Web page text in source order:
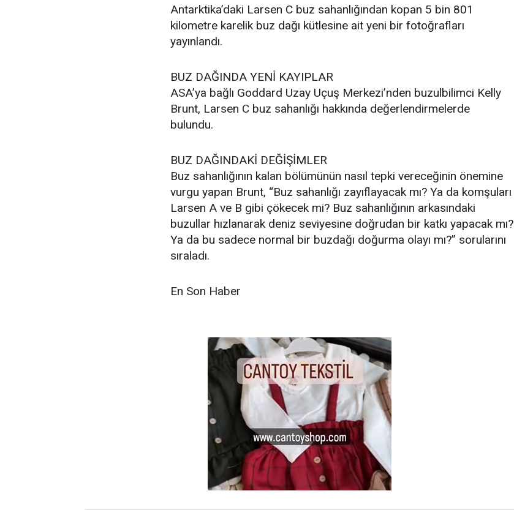
Antarktika’daki Larsen C buz sahanlığından kopan 5 bin 801
kilometre karelik buz dağı kütlesine ait yeni bir fotoğrafları
yayınlandı.
BUZ DAĞINDA YENİ KAYIPLAR
ASA’ya bağlı Goddard Uzay Uçuş Merkezi’nden buzulbilimci Kelly
Brunt, Larsen C buz sahanlığı hakkında değerlendirmelerde
bulundu.
BUZ DAĞINDAKİ DEĞİŞİMLER
Buz sahanlığının kalan bölümünün nasıl tepki vereceğinin önemine
vurgu yapan Brunt, “Buz sahanlığı zayıflayacak mı? Ya da komşuları
Larsen A ve B gibi çökecek mi? Buz sahanlığının arkasındaki
buzullar hızlanarak deniz seviyesine doğrudan bir katkı yapacak mı?
Ya da bu sadece normal bir buzdağı doğurma olayı mı?” sorularını
sıraladı.
En Son Haber